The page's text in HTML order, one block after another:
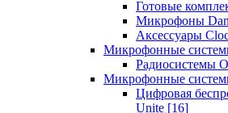
Готовые
Микрофоны
Аксессуары
Микрофонные
Радиосистемы
Микрофонные
Цифровая
Unite [16]